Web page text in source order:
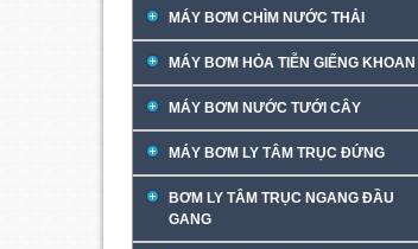
MÁY BƠM CHÌM NƯỚC THẢI
MÁY BƠM HỎA TIỄN GIẾNG KHOAN
MÁY BƠM NƯỚC TƯỚI CÂY
MÁY BƠM LY TÂM TRỤC ĐỨNG
BƠM LY TÂM TRỤC NGANG ĐẦU
GANG